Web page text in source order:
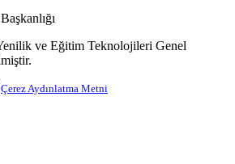
ve Eğitim Teknolojileri Genel
Çerez Aydınlatma Metni